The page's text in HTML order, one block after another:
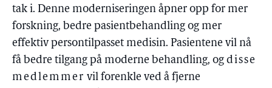
tak i. Denne moderniseringen åpner opp for mer
forskning, bedre pasientbehandling og mer
effektiv persontilpasset medisin. Pasientene vil nå
få bedre tilgang på moderne behandling, og disse
medlemmer vil forenkle ved å fjerne